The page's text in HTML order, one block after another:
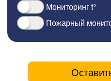
Мониторинг t°
Пожарный